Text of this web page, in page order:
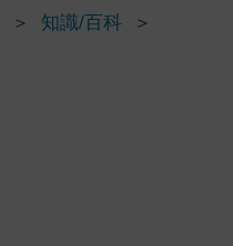
＞ 知識/百科
＞